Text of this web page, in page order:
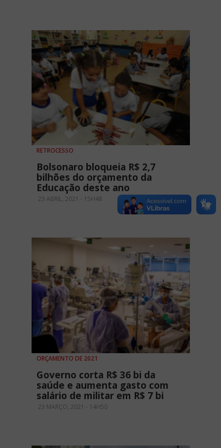
RETROCESSO
Bolsonaro bloqueia R$ 2,7
bilhões do orçamento da
Educação deste ano
23 ABRIL, 2021 - 15H48
ORÇAMENTO DE 2021
Governo corta R$ 36 bi da
saúde e aumenta gasto com
salário de militar em R$ 7 bi
23 MARÇO, 2021 - 14H50